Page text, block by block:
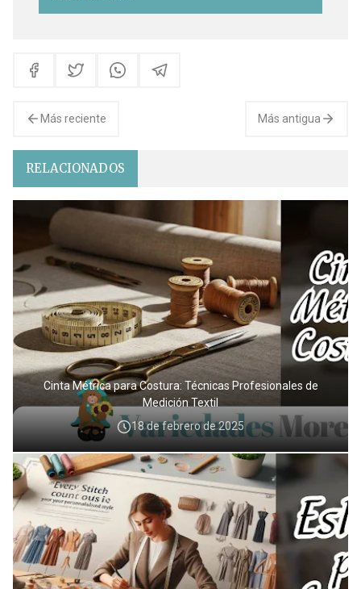
Más reciente Más antigua
RELACIONADOS
Cinta Métrica para Costura: Técnicas Profesionales de
Medición Textil
18 de febrero de 2025